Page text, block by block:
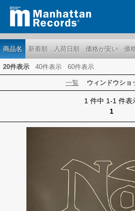
商品名 新着順 入荷日順 価格が安い 価
20件表示 40件表示 60件表示
一覧 ウィンドウショ
1 件中 1-1 件表
1